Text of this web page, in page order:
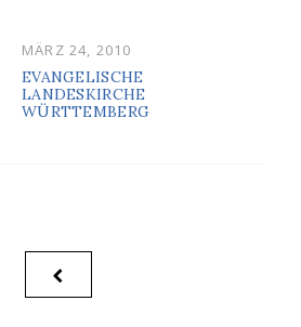
POSTED
ON
MÄRZ 24, 2010
EVANGELISCHE
LANDESKIRCHE
WÜRTTEMBERG
PAGE